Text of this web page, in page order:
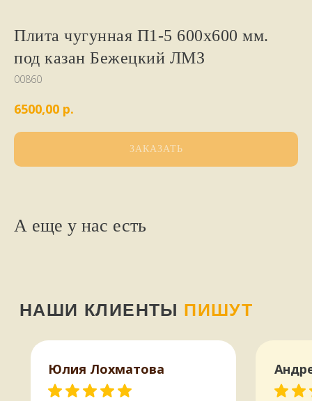
Плита чугунная П1-5 600х600 мм.
под казан Бежецкий ЛМЗ
00860
6500,00 р.
ЗАКАЗАТЬ
А еще у нас есть
НАШИ КЛИЕНТЫПИШУТ
Юлия Лохматова